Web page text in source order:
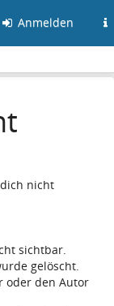
Anmelden
nicht
sichtbar.
gelöscht.
oder den Autor